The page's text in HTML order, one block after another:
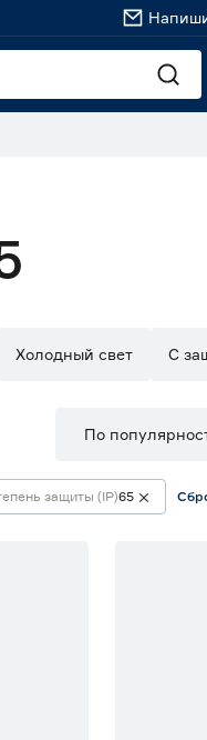
Холодный свет С
По
защиты (IP)65